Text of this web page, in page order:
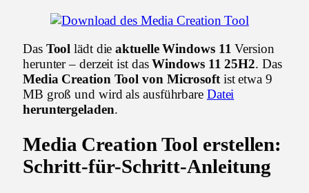
Das Tool lädt dieaktuelle Windows 11 Version
herunter – derzeit ist dasWindows 11 25H2. Das
Media Creation Tool von Microsoftist etwa 9
MB groß und wird als ausführbare Datei
heruntergeladen.
Media Creation Tool erstellen:
Schritt-für-Schritt-Anleitung